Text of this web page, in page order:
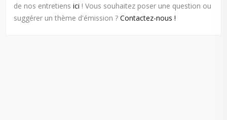
de nos entretiensici ! Vous souhaitez poser une question ou
suggérer un thème d'émission ?Contactez-nous !